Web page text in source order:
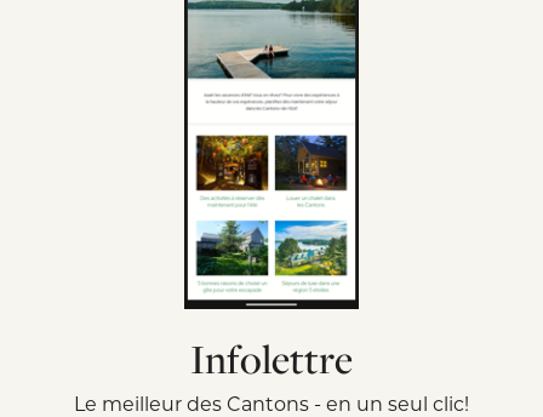
Infolettre
Le meilleur des Cantons - en un seul clic!